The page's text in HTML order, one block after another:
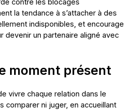
contre les blocages
la tendance à s’attacher à des
indisponibles, et encourage
devenir un partenaire aligné avec
moment présent
vivre chaque relation dans le
comparer ni juger, en accueillant